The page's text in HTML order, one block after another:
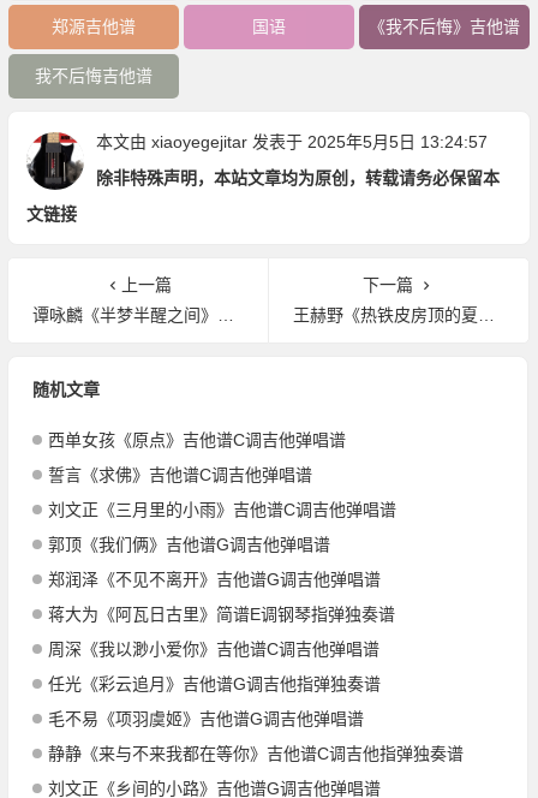
郑源吉他谱 国语 《我不后悔》吉他谱
我不后悔吉他谱
本文由 xiaoyegejitar发表于 2025年5月5日 13:24:57
除非特殊声明，本站文章均为原创，转载请务必保留本
文链接
上一篇
谭咏麟《半梦半醒之间》吉他谱C调吉他弹唱谱
下一篇
王赫野《热铁皮房顶的夏天》吉他谱C调吉他弹唱谱
随机文章
西单女孩《原点》吉他谱C调吉他弹唱谱
誓言《求佛》吉他谱C调吉他弹唱谱
刘文正《三月里的小雨》吉他谱C调吉他弹唱谱
郭顶《我们俩》吉他谱G调吉他弹唱谱
郑润泽《不见不离开》吉他谱G调吉他弹唱谱
蒋大为《阿瓦日古里》简谱E调钢琴指弹独奏谱
周深《我以渺小爱你》吉他谱C调吉他弹唱谱
任光《彩云追月》吉他谱G调吉他指弹独奏谱
毛不易《项羽虞姬》吉他谱G调吉他弹唱谱
静静《来与不来我都在等你》吉他谱C调吉他指弹独奏谱
刘文正《乡间的小路》吉他谱G调吉他弹唱谱